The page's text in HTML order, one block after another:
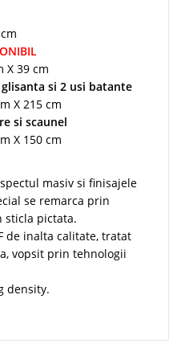
cm X 200 cm
40 cm X 39 cm
si 2 usi batante
X 215 cm
si scaunel
43 cm X 150 cm
masiv si finisajele
se remarca prin
sticla pictata.
de inalta calitate, tratat
vopsit prin tehnologii
density.